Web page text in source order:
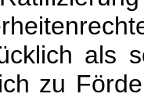
als
zu